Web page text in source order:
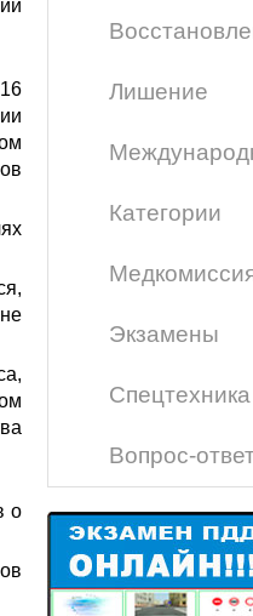
о
Лишение
Категории
Экзамены
Спецтехника
Вопрос-